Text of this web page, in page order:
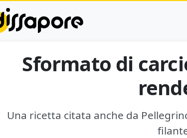
Sformato di
Una ricetta citata anche da